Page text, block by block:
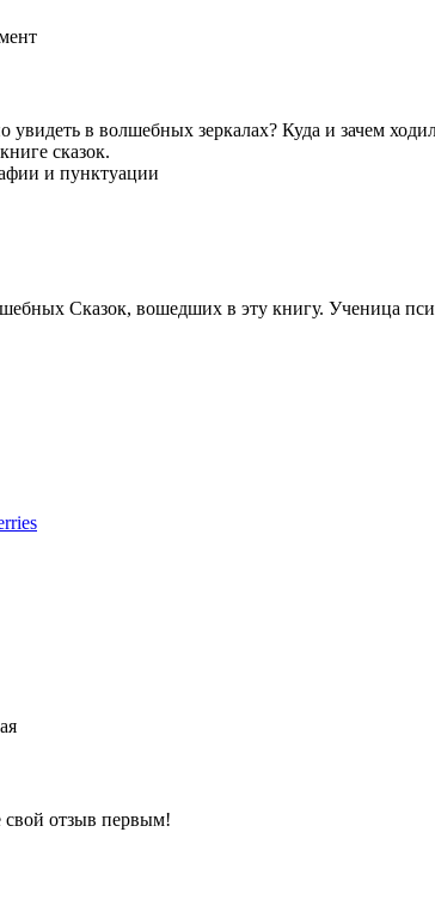
увидеть в волшебных зеркалах? Куда и зачем
сказок.
и пунктуации
Сказок, вошедших в эту книгу. Ученица
свой отзыв первым!